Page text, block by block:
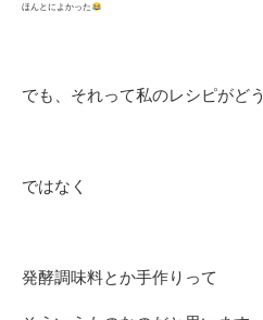
ほんとによかった
でも、それって私のレシピがどう
ではなく
発酵調味料とか手作りって